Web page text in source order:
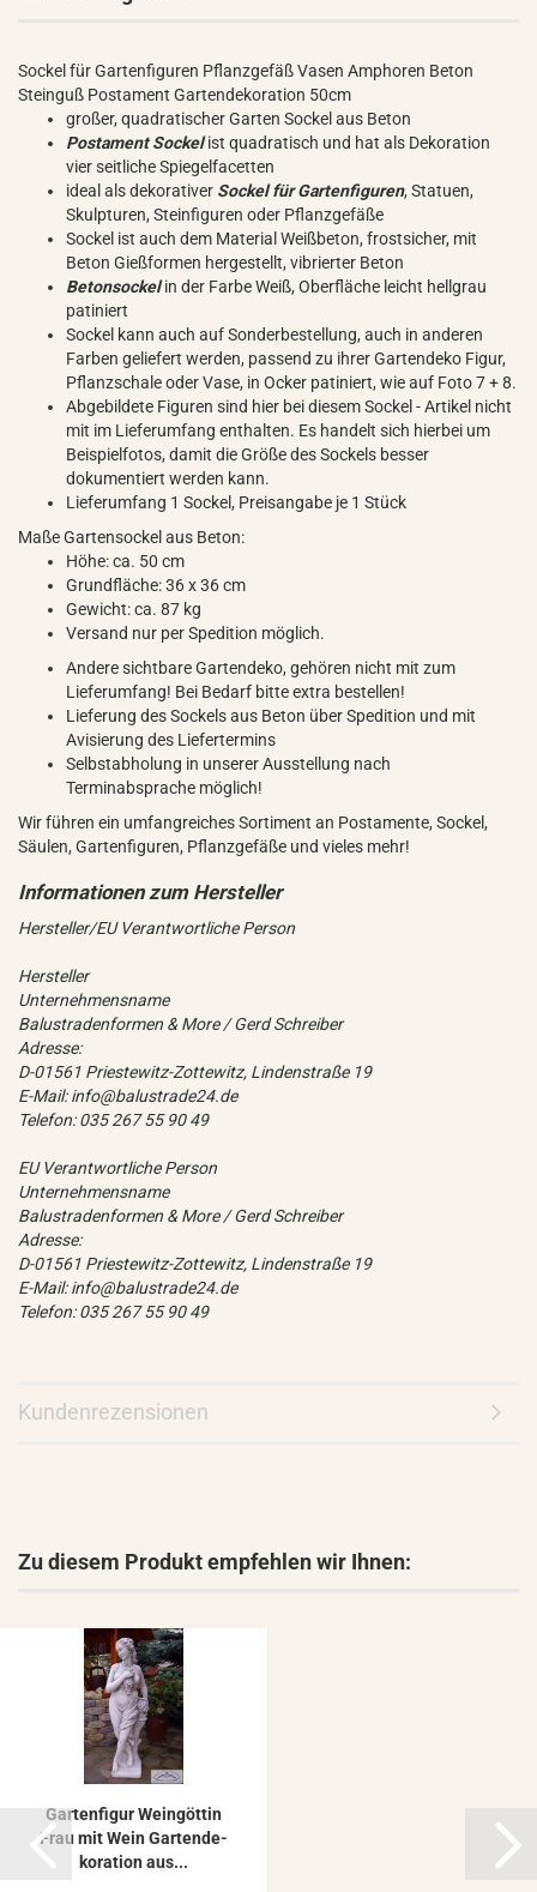
Sockel für Gartenfiguren Pflanzgefäß Vasen Amphoren Beton
Steinguß Postament Gartendekoration 50cm
großer, quadratischer Garten Sockel aus Beton
Postament Sockelist quadratisch und hat als Dekoration
vier seitliche Spiegelfacetten
ideal als dekorativer Sockel für Gartenfiguren, Statuen,
Skulpturen, Steinfiguren oder Pflanzgefäße
Sockel ist auch dem Material Weißbeton, frostsicher, mit
Beton Gießformen hergestellt, vibrierter Beton
Betonsockelin der Farbe Weiß, Oberfläche leicht hellgrau
patiniert
Sockel kann auch auf Sonderbestellung, auch in anderen
Farben geliefert werden, passend zu ihrer Gartendeko Figur,
Pflanzschale oder Vase, in Ocker patiniert, wie auf Foto 7 + 8.
Abgebildete Figuren sind hier bei diesem Sockel - Artikel nicht
mit im Lieferumfang enthalten. Es handelt sich hierbei um
Beispielfotos, damit die Größe des Sockels besser
dokumentiert werden kann.
Lieferumfang 1 Sockel, Preisangabe je 1 Stück
Maße Gartensockel aus Beton:
Höhe: ca. 50 cm
Grundfläche: 36 x 36 cm
Gewicht: ca. 87 kg
Versand nur per Spedition möglich.
Andere sichtbare Gartendeko, gehören nicht mit zum
Lieferumfang! Bei Bedarf bitte extra bestellen!
Lieferung des Sockels aus Beton über Spedition und mit
Avisierung des Liefertermins
Selbstabholung in unserer Ausstellung nach
Terminabsprache möglich!
Wir führen ein umfangreiches Sortiment an Postamente, Sockel,
Säulen, Gartenfiguren, Pflanzgefäße und vieles mehr!
Hersteller/EU Verantwortliche Person
Hersteller
Unternehmensname
Balustradenformen & More / Gerd Schreiber
Adresse:
D-01561 Priestewitz-Zottewitz, Lindenstraße 19
E-Mail: info@balustrade24.de
Telefon: 035 267 55 90 49
EU Verantwortliche Person
Unternehmensname
Balustradenformen & More / Gerd Schreiber
Adresse:
D-01561 Priestewitz-Zottewitz, Lindenstraße 19
E-Mail: info@balustrade24.de
Telefon: 035 267 55 90 49
Kundenrezensionen
Zu diesem Produkt empfehlen wir Ihnen:
Gar­ten­fi­gur Wein­göt­tin
Frau mit Wein Gar­ten­de­
ko­ra­ti­on aus...